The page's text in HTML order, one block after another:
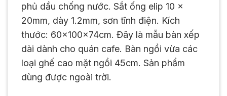
phủ dầu chống nước. Sắt ống elip 10 x
20mm, dày 1.2mm, sơn tĩnh điện. Kích
thước: 60x100x74cm. Đây là mẫu bàn xếp
dài dành cho quán cafe. Bàn ngồi vừa các
loại ghế cao mặt ngồi 45cm. Sản phẩm
dùng được ngoài trời.